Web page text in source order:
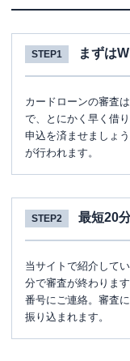
STEP1 まずは
カードローンの審査
で、とにかく早く借
申込を済ませましょ
が行われます。
STEP2 最短20
当サイトで紹介して
分で審査が終わりま
番号にご連絡。審査
振り込まれます。